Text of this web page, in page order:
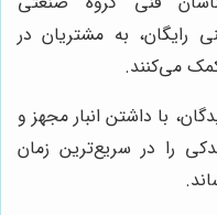
رایگان، به مشتریان در
می‌کنند.
با داشتن انبار مجهز و
را در سریع‌ترین زمان